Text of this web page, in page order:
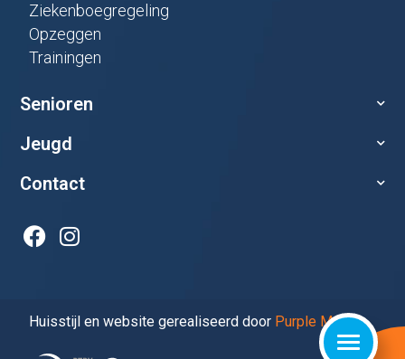
Ziekenboegregeling
Opzeggen
Trainingen
Senioren
Jeugd
Contact
Huisstijl en website gerealiseerd door Purple Media